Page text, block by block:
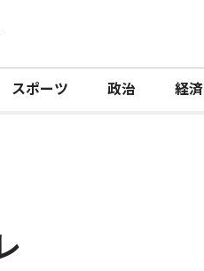
スポーツ 政治 経済